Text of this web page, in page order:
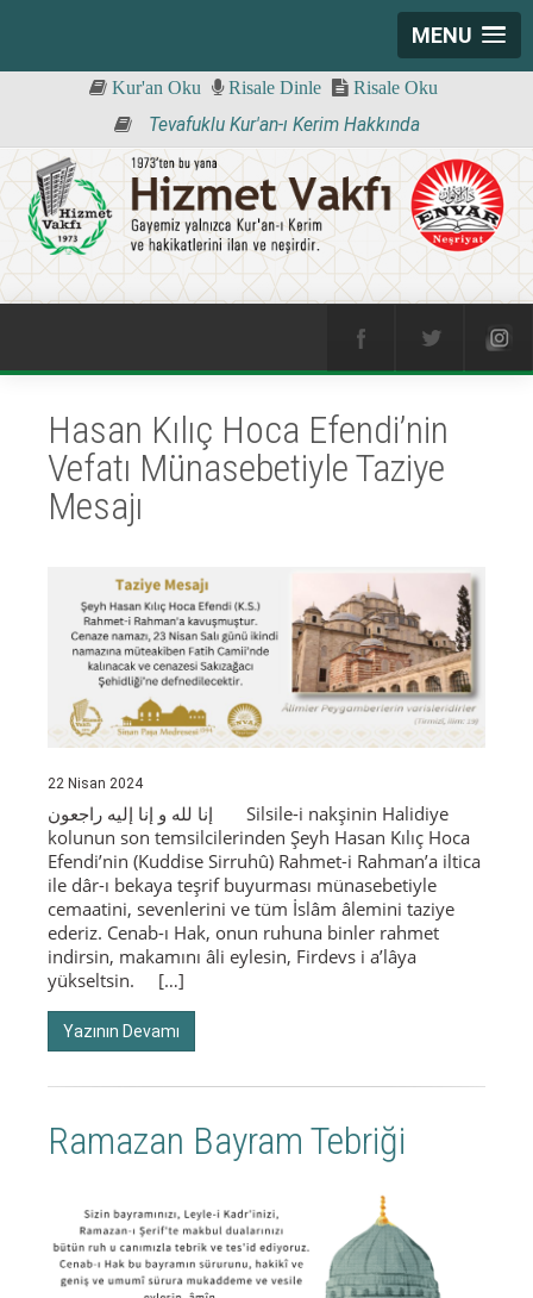
MENU
Kur'an Oku Risale Dinle Risale Oku
Tevafuklu Kur'an-ı Kerim Hakkında
Hasan Kılıç Hoca Efendi’nin
Vefatı Münasebetiyle Taziye
Mesajı
22 Nisan 2024
إنا لله و إنا إليه راجعون Silsile-i nakşinin Halidiye
kolunun son temsilcilerinden Şeyh Hasan Kılıç Hoca
Efendi’nin (Kuddise Sirruhû) Rahmet-i Rahman’a iltica
ile dâr-ı bekaya teşrif buyurması münasebetiyle
cemaatini, sevenlerini ve tüm İslâm âlemini taziye
ederiz. Cenab-ı Hak, onun ruhuna binler rahmet
indirsin, makamını âli eylesin, Firdevs i a’lâya
yükseltsin. […]
Yazının Devamı
Ramazan Bayram Tebriği